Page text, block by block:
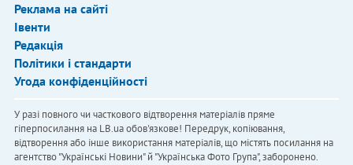
Реклама на сайті
Івенти
Редакція
Політики і стандарти
Угода конфіденційності
У разі повного чи часткового відтворення матеріалів пряме
гіперпосилання на LB.ua обов'язкове! Передрук, копіювання,
відтворення або інше використання матеріалів, що містять посилання на
агентство "Українськi Новини" й "Українська Фото Група", заборонено.